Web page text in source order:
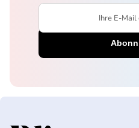
Ihre E-Mail eingeben